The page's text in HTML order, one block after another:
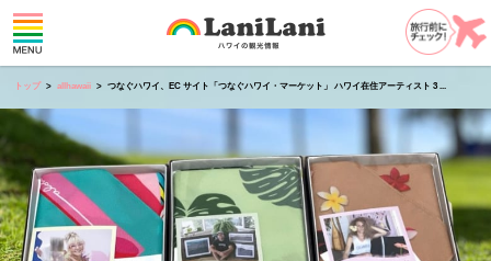
トップ allhawaii つなぐハワイ、EC サイト「つなぐハワイ・マーケット」 ハワイ在住アーティスト 3 ...